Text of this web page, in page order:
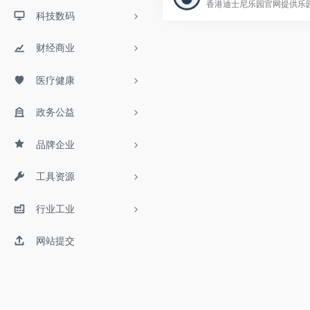
科技数码
财经商业
医疗健康
政务公益
品牌企业
工具资源
行业工业
网站提交